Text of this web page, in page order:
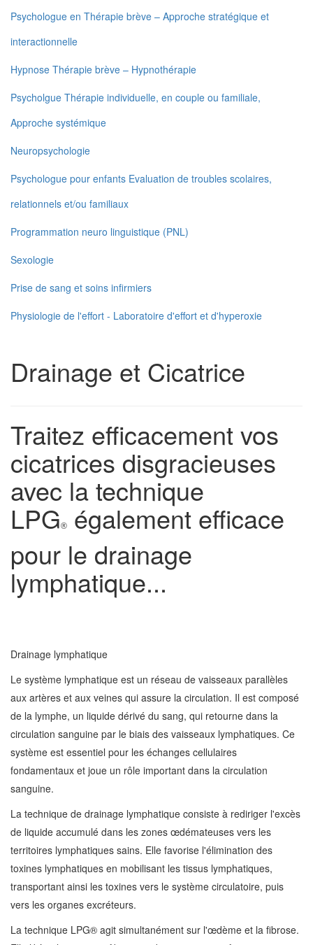
Psychologue en Thérapie brève – Approche stratégique et
interactionnelle
Hypnose Thérapie brève – Hypnothérapie
Psycholgue Thérapie individuelle, en couple ou familiale,
Approche systémique
Neuropsychologie
Psychologue pour enfants Evaluation de troubles scolaires,
relationnels et/ou familiaux
Programmation neuro linguistique (PNL)
Sexologie
Prise de sang et soins infirmiers
Physiologie de l'effort - Laboratoire d'effort et d'hyperoxie
Drainage et Cicatrice
Traitez efficacement vos
cicatrices disgracieuses
avec la technique
LPG®
également efficace
pour le drainage
lymphatique...
Drainage lymphatique
Le système lymphatique est un réseau de vaisseaux parallèles
aux artères et aux veines qui assure la circulation. Il est composé
de la lymphe, un liquide dérivé du sang, qui retourne dans la
circulation sanguine par le biais des vaisseaux lymphatiques. Ce
système est essentiel pour les échanges cellulaires
fondamentaux et joue un rôle important dans la circulation
sanguine.
La technique de drainage lymphatique consiste à rediriger l'excès
de liquide accumulé dans les zones œdémateuses vers les
territoires lymphatiques sains. Elle favorise l'élimination des
toxines lymphatiques en mobilisant les tissus lymphatiques,
transportant ainsi les toxines vers le système circulatoire, puis
vers les organes excréteurs.
La technique LPG® agit simultanément sur l'œdème et la fibrose.